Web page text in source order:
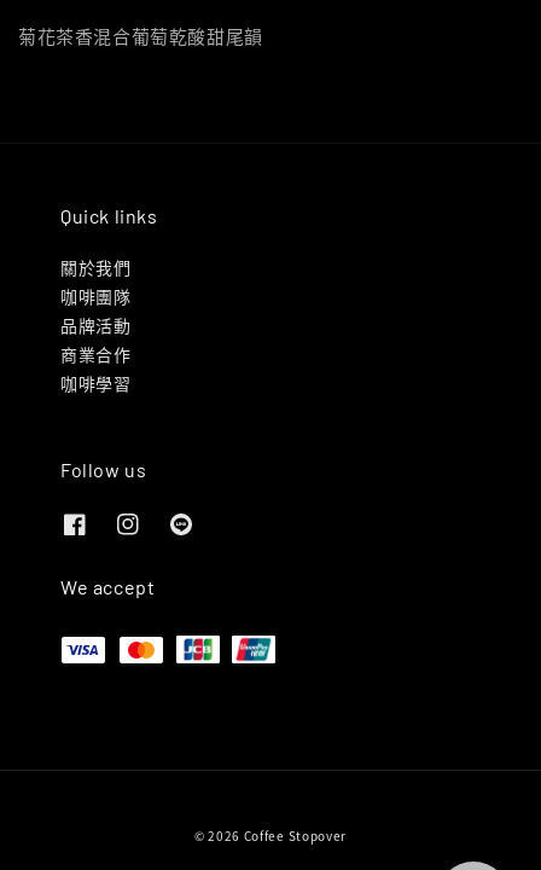
菊花茶香混合葡萄乾酸甜尾韻
Quick links
關於我們
咖啡團隊
品牌活動
商業合作
咖啡學習
Follow us
We accept
© 2026 Coffee Stopover